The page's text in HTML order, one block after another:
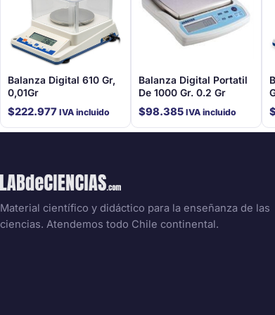
Balanza Digital 610 Gr,
0,01Gr
$222.977 IVA incluido
Balanza Digital Portatil
De 1000 Gr. 0.2 Gr
$98.385 IVA incluido
Material científico y didáctico para la enseñanza de las
ciencias. Atendemos todo Chile continental.